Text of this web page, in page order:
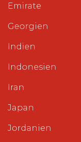
Emirate
Georgien
Indien
Indonesien
Iran
Japan
Jordanien